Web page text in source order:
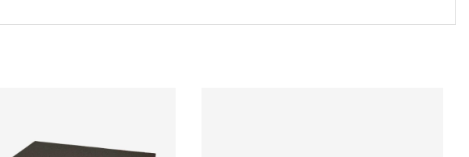
5 cm Centrifugalkraft (motorn): 20 kg centrifugalkraft Hammer
kurser och du kan träna tillsammans med deras
till med din träning!Länk till Hammer Workouts Online
våra expertutbildare och uppnå dina individuella fitnessmål i 10